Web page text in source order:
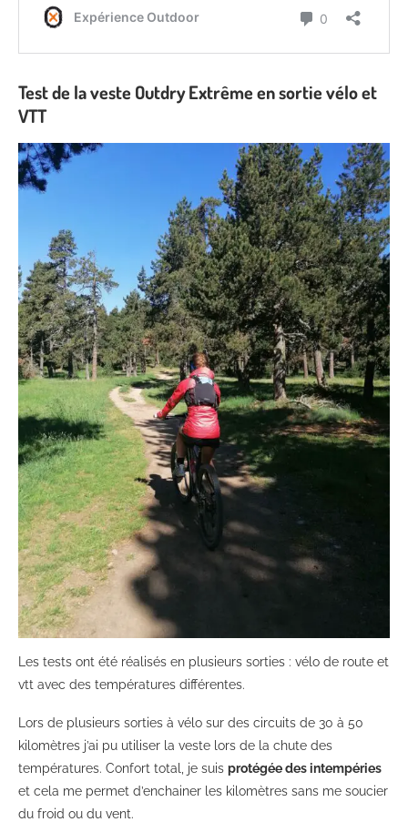
Test de la veste Outdry Extrême en sortie vélo et
VTT
Les tests ont été réalisés en plusieurs sorties : vélo de route et
vtt avec des températures différentes.
Lors de plusieurs sorties à vélo sur des circuits de 30 à 50
kilomètres j’ai pu utiliser la veste lors de la chute des
températures. Confort total, je suis protégée des intempéries
et cela me permet d’enchainer les kilomètres sans me soucier
du froid ou du vent.